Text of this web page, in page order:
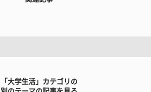
「大学生活」カテゴリの